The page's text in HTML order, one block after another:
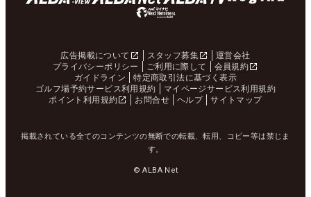
広告掲載について スタッフ募集
運営会社
プライバシーポリシー
ご利用に際して
会員規約
ガイドライン
特定商取引法に基づく表示
ゴルフ場予約サービス利用規約
マイページサービス利用規約
ポイント利用規約
お問合せ ヘルプ サイトマップ
掲載されている全てのコンテンツの無断での転載、転用、コピー等は禁じま
す。
© ALBA Net